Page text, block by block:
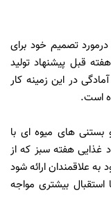
تصمیم خود برای
قبل پیشنهاد تولید
در این زمینه کار
است.
بستنی های میوه ای با
هفته سبز که از
به علاقمندان ارائه شود
بیشتری مواجه